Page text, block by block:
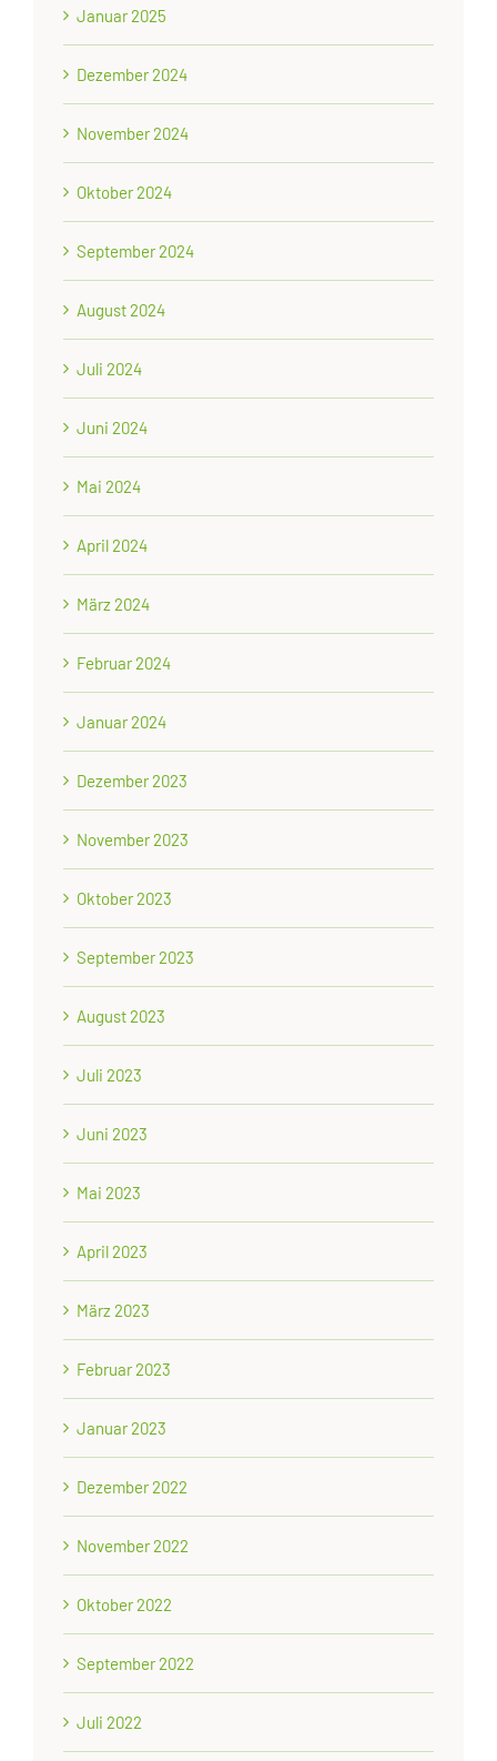
Januar 2025
Dezember 2024
November 2024
Oktober 2024
September 2024
August 2024
Juli 2024
Juni 2024
Mai 2024
April 2024
März 2024
Februar 2024
Januar 2024
Dezember 2023
November 2023
Oktober 2023
September 2023
August 2023
Juli 2023
Juni 2023
Mai 2023
April 2023
März 2023
Februar 2023
Januar 2023
Dezember 2022
November 2022
Oktober 2022
September 2022
Juli 2022